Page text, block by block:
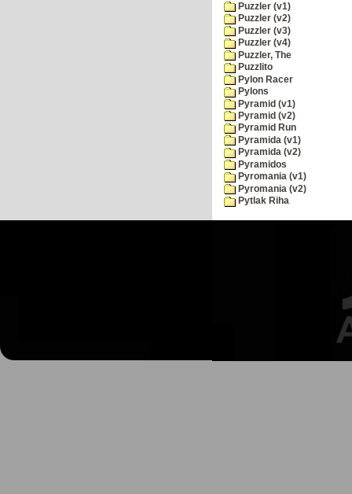
Puzzler (v1)
Puzzler (v2)
Puzzler (v3)
Puzzler (v4)
Puzzler, The
Puzzlito
Pylon Racer
Pylons
Pyramid (v1)
Pyramid (v2)
Pyramid Run
Pyramida (v1)
Pyramida (v2)
Pyramidos
Pyromania (v1)
Pyromania (v2)
Pytlak Riha